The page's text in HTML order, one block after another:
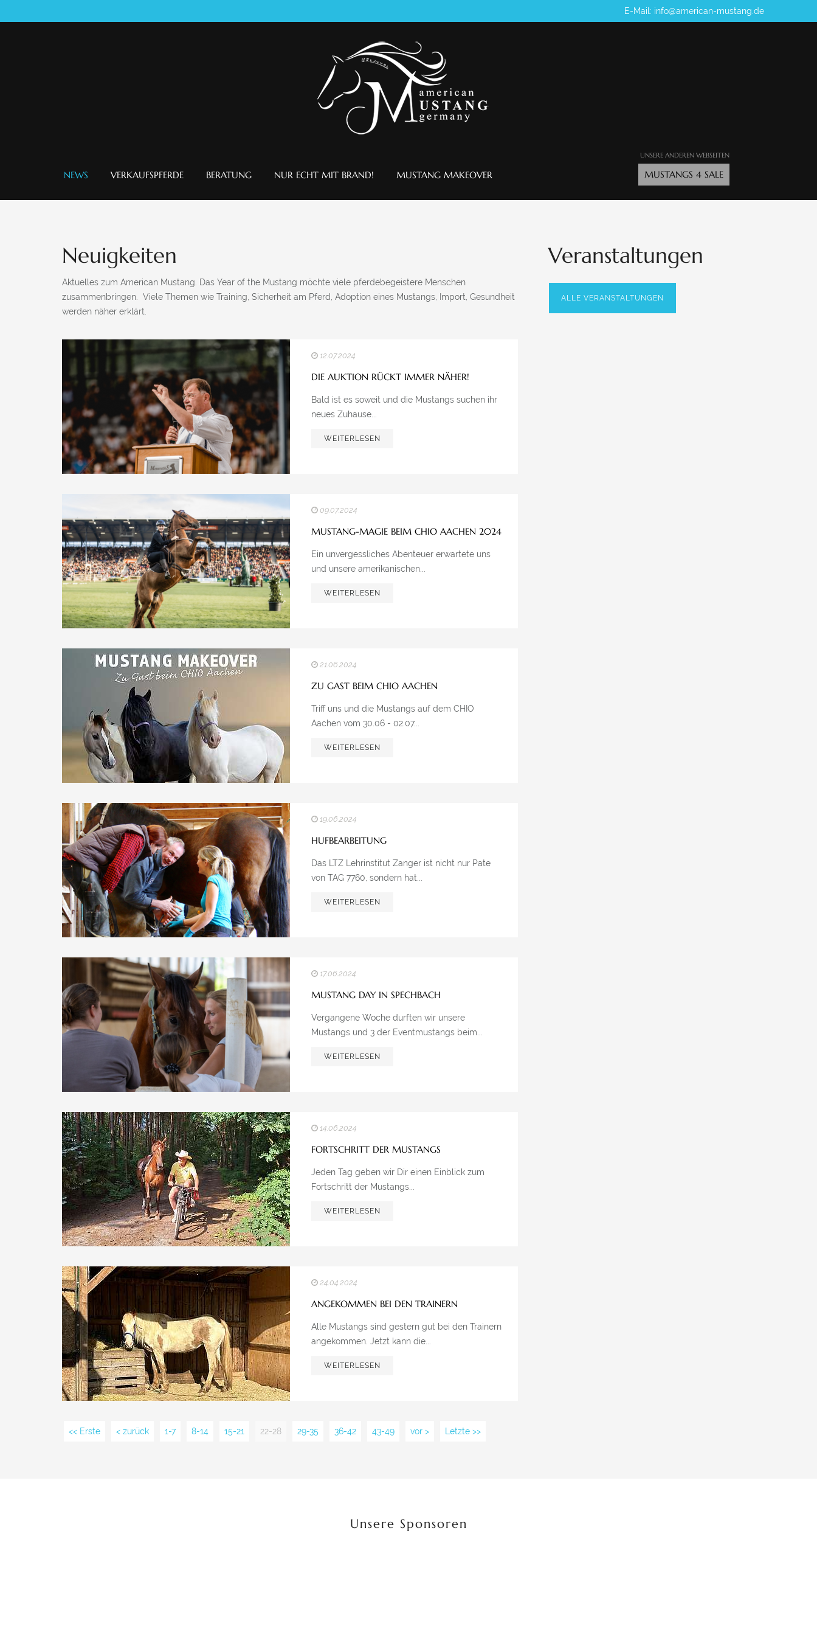
E-Mail: info@american-mustang.de
NEWS VERKAUFSPFERDE BERATUNG NUR ECHT MIT BRAND! MUSTANG MAKEOVER
UNSERE ANDEREN WEBSEITEN
MUSTANGS 4 SALE
Neuigkeiten
Aktuelles zum American Mustang. Das Year of the Mustang möchte viele pferdebegeistere Menschen
zusammenbringen. Viele Themen wie Training, Sicherheit am Pferd, Adoption eines Mustangs, Import, Gesundheit
werden näher erklärt.
12.07.2024
DIE AUKTION RÜCKT IMMER NÄHER!
Bald ist es soweit und die Mustangs suchen ihr
neues Zuhause...
WEITERLESEN
09.07.2024
MUSTANG-MAGIE BEIM CHIO AACHEN 2024
Ein unvergessliches Abenteuer erwartete uns
und unsere amerikanischen...
WEITERLESEN
21.06.2024
ZU GAST BEIM CHIO AACHEN
Triff uns und die Mustangs auf dem CHIO
Aachen vom 30.06 - 02.07...
WEITERLESEN
19.06.2024
HUFBEARBEITUNG
Das LTZ Lehrinstitut Zanger ist nicht nur Pate
von TAG 7760, sondern hat...
WEITERLESEN
17.06.2024
MUSTANG DAY IN SPECHBACH
Vergangene Woche durften wir unsere
Mustangs und 3 der Eventmustangs beim...
WEITERLESEN
14.06.2024
FORTSCHRITT DER MUSTANGS
Jeden Tag geben wir Dir einen Einblick zum
Fortschritt der Mustangs...
WEITERLESEN
24.04.2024
ANGEKOMMEN BEI DEN TRAINERN
Alle Mustangs sind gestern gut bei den Trainern
angekommen. Jetzt kann die...
WEITERLESEN
<< Erste < zurück 1-7 8-14 15-21 22-28 29-35 36-42 43-49 vor > Letzte >>
Veranstaltungen
ALLE VERANSTALTUNGEN
Unsere Sponsoren